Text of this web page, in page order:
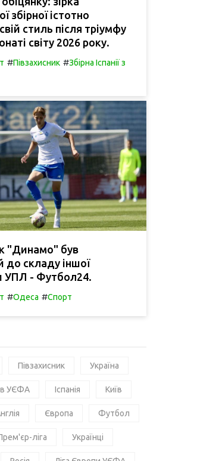
збірної істотно
стиль після тріумфу
світу 2026 року.
#Півзахисник #Збірна Іспанії з
"Динамо" був
до складу іншої
УПЛ - Футбол24.
#Одеса #Спорт
Півзахисник Україна
УЄФА Іспанія Київ
Європа Футбол
ліга Українці